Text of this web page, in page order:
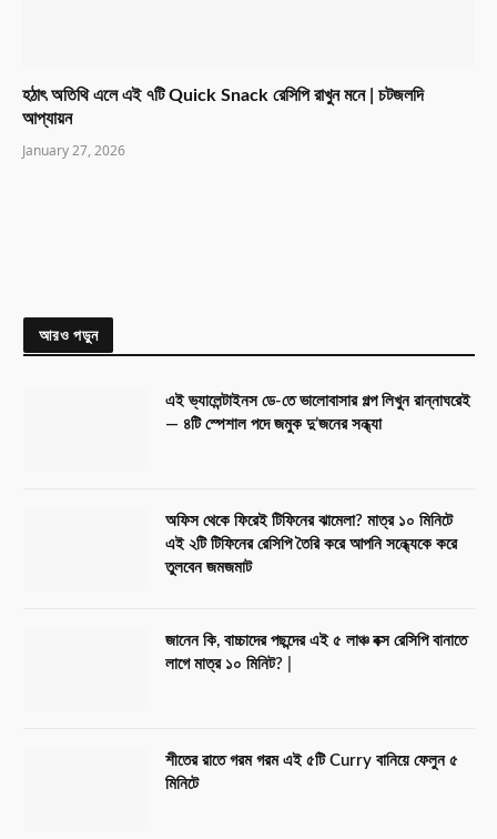
হঠাৎ অতিথি এলে এই ৭টি Quick Snack রেসিপি রাখুন মনে | চটজলদি
আপ্যায়ন
January 27, 2026
আরও পড়ুন
এই ভ্যালেন্টাইনস ডে-তে ভালোবাসার গল্প লিখুন রান্নাঘরেই
— ৪টি স্পেশাল পদে জমুক দু’জনের সন্ধ্যা
অফিস থেকে ফিরেই টিফিনের ঝামেলা? মাত্র ১০ মিনিটে
এই ২টি টিফিনের রেসিপি তৈরি করে আপনি সন্ধ্যেকে করে
তুলবেন জমজমাট
জানেন কি, বাচ্চাদের পছন্দের এই ৫ লাঞ্চ বক্স রেসিপি বানাতে
লাগে মাত্র ১০ মিনিট? |
শীতের রাতে গরম গরম এই ৫টি Curry বানিয়ে ফেলুন ৫
মিনিটে